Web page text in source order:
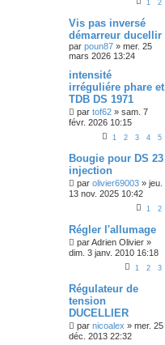
1 2
Vis pas inversé
démarreur ducellir
par poun87 » mer. 25
mars 2026 13:24
intensité
irréguliére phare et
TDB DS 1971
par tof62 » sam. 7
févr. 2026 10:15
1 2 3 4 5
Bougie pour DS 23
injection
par olivier69003 » jeu.
13 nov. 2025 10:42
1 2
Régler l'allumage
parAdrien Olivier »
dim. 3 janv. 2010 16:18
1 2 3
Régulateur de
tension
DUCELLIER
par nicoalex » mer. 25
déc. 2013 22:32